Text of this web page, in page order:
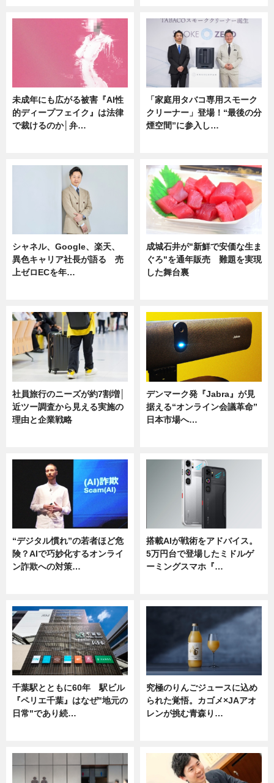
未成年にも広がる被害『AI性
的ディープフェイク』は法律
で裁けるのか│弁…
「家庭用タバコ専用スモーク
クリーナー」登場！“最後の分
煙空間”に参入し…
シャネル、Google、楽天、
異色キャリア社長が語る 売
上ゼロECを年…
成城石井が"新鮮で安価な生ま
ぐろ"を通年販売 難題を実現
した舞台裏
社員旅行のニーズが約7割増│
近ツー調査から見える実施の
理由と企業戦略
デンマーク発『Jabra』が見
据える“オンライン会議革命”
日本市場へ…
“デジタル慣れ”の若者ほど危
険？AIで巧妙化するオンライ
ン詐欺への対策…
搭載AIが戦術をアドバイス。
5万円台で登場したミドルゲ
ーミングスマホ『…
千葉駅とともに60年 駅ビル
『ペリエ千葉』はなぜ"地元の
日常"であり続…
究極のりんごジュースに込め
られた覚悟。カゴメ×JAアオ
レンが挑む青森り…